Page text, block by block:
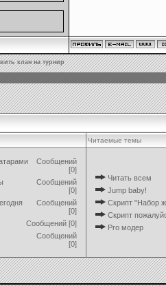
клан на турнир
Читаемые темы
Сообщений
[0]
Сообщений
[0]
Сообщений
[0]
Сообщений [0]
Сообщений
[0]
Читать всем
Jump baby!
Скрипт "Набор
Скрипт
Pro модер